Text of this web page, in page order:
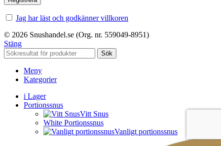
Jag har läst och godkänner villkoren
© 2026 Snushandel.se (Org. nr. 559049-8951)
Stäng
Sök
Meny
Kategorier
i Lager
Portionssnus
Vitt Snus
White Portionssnus
Vanligt portionssnus